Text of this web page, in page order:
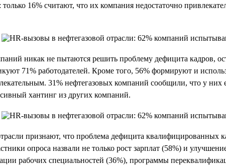
16% считают, что их компания недостаточно
никак не пытаются решить проблему дефицита
71% работодателей. Кроме того, 56% формируют и
31% нефтегазовых компаний сообщили, что у
хантинг из других компаний.
признают, что проблема дефицита
опроса назвали не только рост зарплат (58%) и
рабочих специальностей (36%), программы